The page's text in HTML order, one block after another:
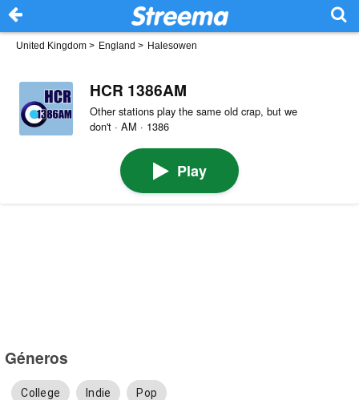
United Kingdom > England > Halesowen
HCR 1386AM
Other stations play the same old crap, but we
don't · AM · 1386
Play
Géneros
College Indie Pop